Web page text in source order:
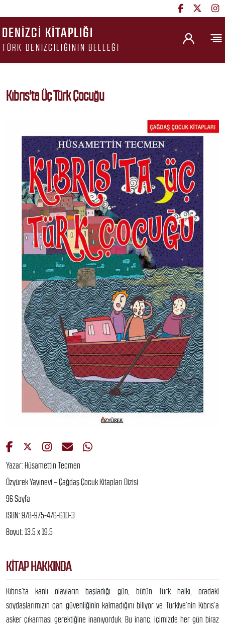
DENIZCI KITAPLIĞI
TÜRK DENIZCILIĞININ BELLEĞI
Kıbrıs'ta Üç Türk Çocuğu
Yazar: Hüsamettin Tecmen
Özyürek Yayınevi – Çağdaş Çocuk Kitapları Dizisi
96 Sayfa
ISBN: 978-975-476-610-3
Boyut: 13.5 x 19.5
KITAP HAKKINDA
Kıbrıs’ta kanlı olayların başladığı gün, bütün Türk halkı, oradaki
soydaşlarımızın can güvenliğinin kalmadığını biliyor ve Türkiye’nin Kıbrıs’a
asker çıkarması gerektiğine inanıyorduk. Bu inanç, içimizde her gün biraz